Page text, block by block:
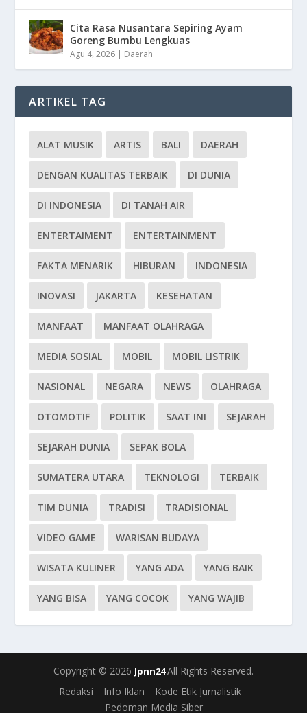
Cita Rasa Nusantara Sepiring Ayam
Goreng Bumbu Lengkuas
Agu 4, 2026 | Daerah
ARTIKEL TAG
ALAT MUSIK ARTIS BALI DAERAH
DENGAN KUALITAS TERBAIK DI DUNIA
DI INDONESIA DI TANAH AIR
ENTERTAIMENT ENTERTAINMENT
FAKTA MENARIK HIBURAN INDONESIA
INOVASI JAKARTA KESEHATAN
MANFAAT MANFAAT OLAHRAGA
MEDIA SOSIAL MOBIL MOBIL LISTRIK
NASIONAL NEGARA NEWS OLAHRAGA
OTOMOTIF POLITIK SAAT INI SEJARAH
SEJARAH DUNIA SEPAK BOLA
SUMATERA UTARA TEKNOLOGI TERBAIK
TIM DUNIA TRADISI TRADISIONAL
VIDEO GAME WARISAN BUDAYA
WISATA KULINER YANG ADA YANG BAIK
YANG BISA YANG COCOK YANG WAJIB
Copyright © 2026 Jpnn24All Rights Reserved.
Redaksi
Info Iklan
Kode Etik Jurnalistik
Pedoman Media Siber